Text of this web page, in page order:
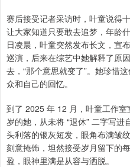
赛后接受记者采访时，叶童说得
让大家知道只要敢去追梦，年龄
日凌晨，叶童突然发布长文，宣
巡演，后来在综艺中她解释了
去，“那个意思就变了”。她珍惜
众和自己的回忆。
到了 2025 年 12 月，叶童工作
岁的她，从未将 “退休” 二字写
头利落的银灰短发，眼角布满皱
刻意掩饰，坦然接受岁月留下的
盈，眼神里满是从容与洒脱。